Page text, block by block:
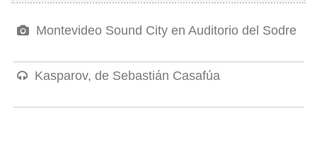
Montevideo Sound City en Auditorio del Sodre
Kasparov, de Sebastián Casafúa